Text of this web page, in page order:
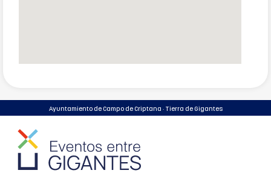
Ayuntamiento de Campo de Criptana · Tierra de Gigantes